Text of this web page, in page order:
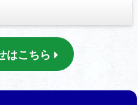
はこちら